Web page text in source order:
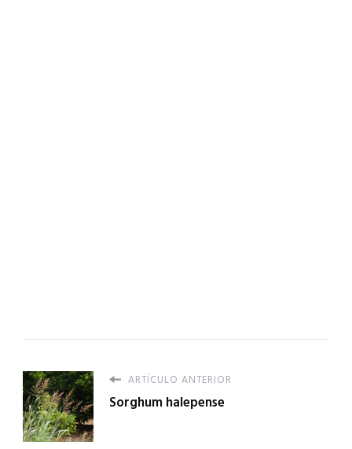
ARTÍCULO ANTERIOR
Sorghum halepense